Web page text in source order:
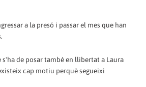
a la presó i passar el mes que han
s'ha de posar també en llibertat a Laura
cap motiu perquè segueixi